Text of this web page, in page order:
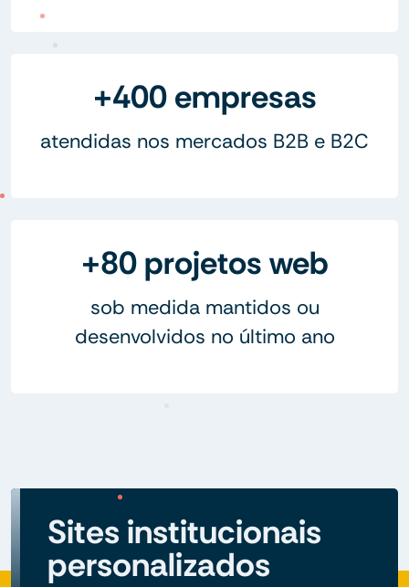
+400 empresas
atendidas nos mercados B2B e B2C
+80 projetos web
sob medida mantidos ou
desenvolvidos no último ano
Sites institucionais
personalizados